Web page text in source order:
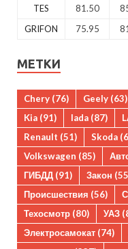
TES
81.50
GRIFON
75.95
МЕТКИ
Chery (76) Geely (63)
Kia (91) lada (87)
Renault (51) Skoda
Volkswagen (85)
ГИБДД (91) Закон
Происшествия (56)
Техосмотр (80) УАЗ
Электросамокат (74)